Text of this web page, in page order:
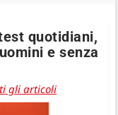
quotidiani,
e senza
gli articoli